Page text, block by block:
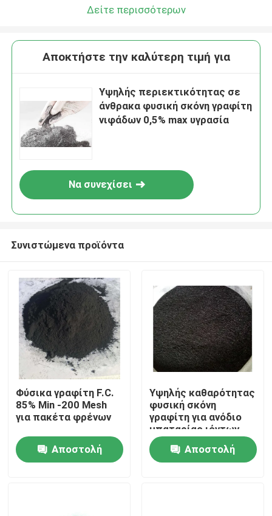
Δείτε περισσότερων
Αποκτήστε την καλύτερη τιμή για
Υψηλής περιεκτικότητας σε
άνθρακα φυσική σκόνη γραφίτη
νιφάδων 0,5% max υγρασία
Να συνεχίσει
Συνιστώμενα προϊόντα
Φύσικα γραφίτη F.C.
85% Min -200 Mesh
για πακέτα φρένων
Αποστολή
Υψηλής καθαρότητας
φυσική σκόνη
γραφίτη για ανόδιο
μπαταρίας ιόντων
λιθίου
Αποστολή